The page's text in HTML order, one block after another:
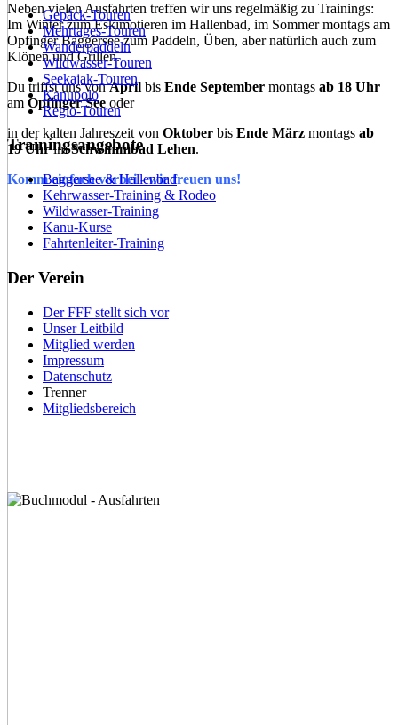
Neben vielen Ausfahrten treffen wir uns regelmäßig zu Trainings:
Im Winter zum Eskimotieren im Hallenbad, im Sommer montags am
Opfinger Baggersee zum Paddeln, Üben, aber natürlich auch zum
Klönen und Grillen.
Du triffst uns vonApril bis Ende September montags ab 18 Uhr
am Opfinger See oder
in der kalten Jahreszeit von Oktober bis Ende März montags ab
19 UhrimSchwimmbad Lehen.
Komm einfach vorbei - wir freuen uns!
Gepäck-Touren
Mehrtages-Touren
Wanderpaddeln
Wildwasser-Touren
Seekajak-Touren
Kanupolo
Regio-Touren
Trainingsangebote
Baggersee & Hallenbad
Kehrwasser-Training & Rodeo
Wildwasser-Training
Kanu-Kurse
Fahrtenleiter-Training
Der Verein
Der FFF stellt sich vor
Unser Leitbild
Mitglied werden
Impressum
Datenschutz
Trenner
Mitgliedsbereich